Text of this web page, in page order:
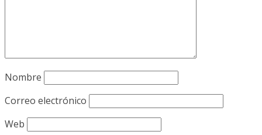
Nombre
Correo electrónico
Web